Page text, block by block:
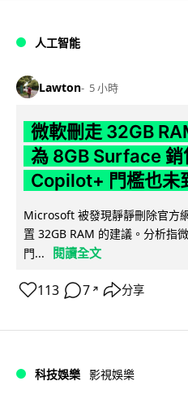
人工智能
Lawton 5 小時
微軟刪走 32GB
為 8GB Surface 銷
Copilot+ 門檻也未
Microsoft 被發現靜靜刪除官方
置 32GB RAM 的建議。分析指
門...
閱讀全文
113 7 ↗ 分享
科技娛樂 影視娛樂